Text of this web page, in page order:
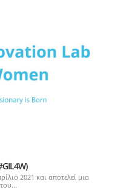
2021 και αποτελεί μια